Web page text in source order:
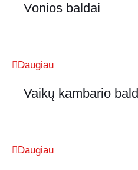
Vonios baldai
Daugiau
Vaikų kambario
Daugiau